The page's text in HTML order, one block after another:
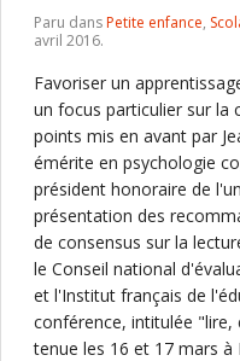
Paru dansPetite enfance,
avril 2016.
Favoriser un
un focus particulier sur la
points mis en avant par
émérite en psychologie
président honoraire de
présentation des
de consensus sur la
le Conseil national
et l'Institut français de
conférence, intitulée
tenue les 16 et 17 mars à